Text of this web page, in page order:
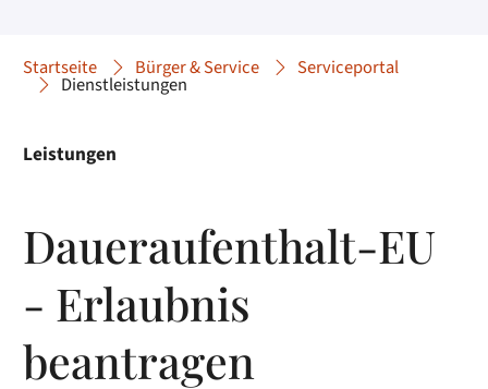
Startseite Bürger & Service Serviceportal
Dienstleistungen
Leistungen
Daueraufenthalt-EU
- Erlaubnis
beantragen